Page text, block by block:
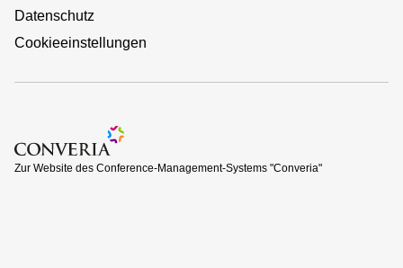
Datenschutz
Cookieeinstellungen
Zur Website des Conference-Management-Systems
Zur Website des Conference-Management-Systems "Converia"